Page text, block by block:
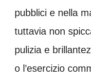
pubblici e nella
tuttavia non
pulizia e
o l’esercizio